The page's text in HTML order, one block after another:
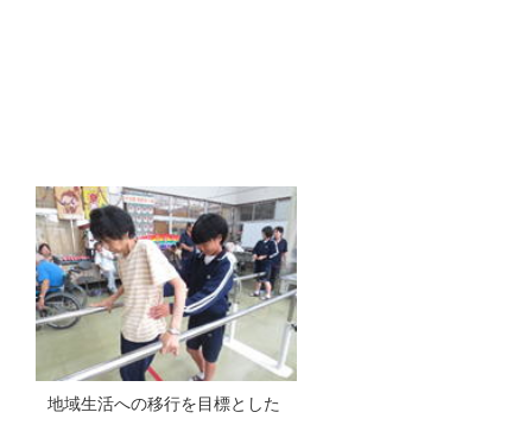
地域生活への移行を目標とした